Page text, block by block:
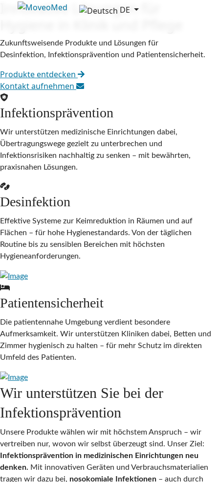
Sprache auswählen
DE
Innovative Lösungen für
Zukunftsweisende Produkte und Lösungen für
Desinfektion, Infektionsprävention und Patientensicherheit.
Produkte entdecken
Kontakt aufnehmen
Infektionsprävention
Wir unterstützen medizinische Einrichtungen dabei,
Übertragungswege gezielt zu unterbrechen und
Infektionsrisiken nachhaltig zu senken – mit bewährten,
praxisnahen Lösungen.
Desinfektion
Effektive Systeme zur Keimreduktion in Räumen und auf
Flächen – für hohe Hygienestandards. Von der täglichen
Routine bis zu sensiblen Bereichen mit höchsten
Hygieneanforderungen.
Patientensicherheit
Die patientennahe Umgebung verdient besondere
Aufmerksamkeit. Wir unterstützen Kliniken dabei, Betten und
Zimmer hygienisch zu halten – für mehr Schutz im direkten
Umfeld des Patienten.
Wir unterstützen Sie bei der
Infektions­prävention
Unsere Produkte wählen wir mit höchstem Anspruch – wir
vertreiben nur, wovon wir selbst überzeugt sind. Unser Ziel:
Infektionsprävention in medizinischen Einrichtungen neu
denken. Mit innovativen Geräten und Verbrauchsmaterialien
tragen wir dazu bei, nosokomiale Infektionen – auch durch